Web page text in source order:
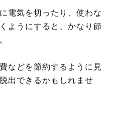
電気を切ったり、使わな
ようにすると、かなり節
などを節約するように見
出できるかもしれませ